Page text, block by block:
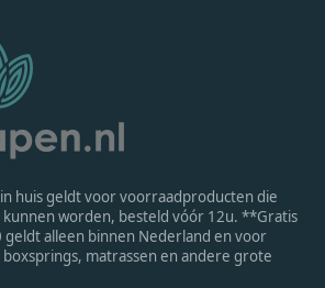
huis geldt voor voorraadproducten die
worden, besteld vóór 12u. **Gratis
alleen binnen Nederland en voor
matrassen en andere grote